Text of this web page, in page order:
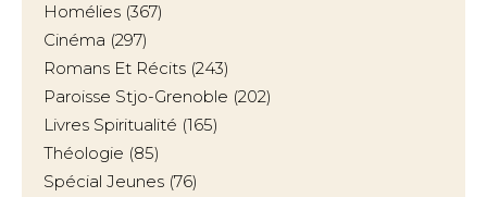
Homélies (367)
Cinéma (297)
Romans Et Récits (243)
Paroisse Stjo-Grenoble (202)
Livres Spiritualité (165)
Théologie (85)
Spécial Jeunes (76)